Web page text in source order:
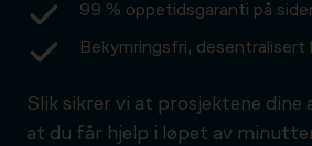
99 % oppetidsgaranti på
Bekymringsfri, desentralisert
Slik sikrer vi at prosjektene dine
at du får hjelp i løpet av